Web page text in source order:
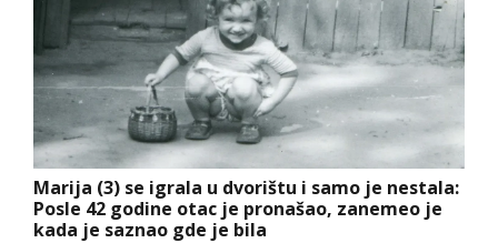
Marija (3) se igrala u dvorištu i samo je nestala:
Posle 42 godine otac je pronašao, zanemeo je
kada je saznao gde je bila